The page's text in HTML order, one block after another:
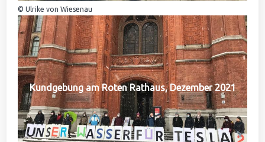
© Ulrike von Wiesenau
Kundgebung am Roten Rathaus, Dezember 2021